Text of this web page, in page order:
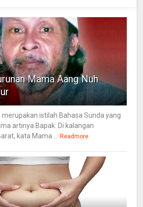
Mama Aang Nuh
istilah Bahasa Sunda yang
artinya Bapak. Di kalangan
kata Mama ...
Readmore